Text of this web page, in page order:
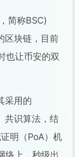
简称BSC)
区块链，目前
也让币安的双
采用的
识算法，结
明（PoA）机
络上，秒级出